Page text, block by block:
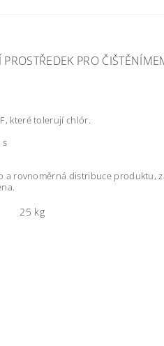
PRO ČIŠTĚNÍ
které tolerují chlór.
s
a rovnoměrná distribuce produktu,
25 kg